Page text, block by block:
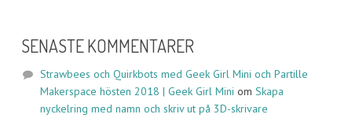
SENASTE KOMMENTARER
Strawbees och Quirkbots med Geek Girl Mini och Partille
Makerspace hösten 2018 | Geek Girl Mini om Skapa
nyckelring med namn och skriv ut på 3D-skrivare